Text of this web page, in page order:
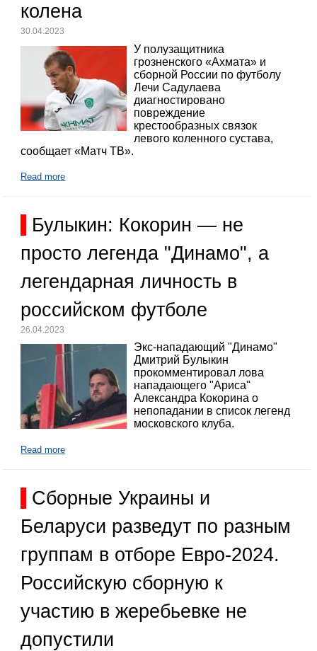
колена
30.04.2023
У полузащитника
грозненского «Ахмата» и
сборной России по футболу
Лечи Садулаева
диагностировано
повреждение
крестообразных связок
левого коленного сустава,
сообщает «Матч ТВ».
Read more
Булыкин: Кокорин — не
просто легенда "Динамо", а
легендарная личность в
российском футболе
26.04.2023
Экс-нападающий "Динамо"
Дмитрий Булыкин
прокомментировал лова
нападающего "Ариса"
Александра Кокорина о
непопадании в список легенд
московского клуба.
Read more
Сборные Украины и
Беларуси разведут по разным
группам в отборе Евро-2024.
Российскую сборную к
участию в жеребьевке не
допустили